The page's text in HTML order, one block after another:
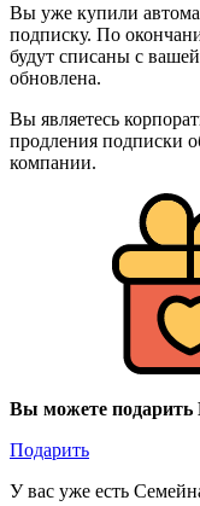
Вы уже купили
подписку. По
будут списаны с
обновлена.
Вы являетесь
продления подписки
компании.
Вы можете подарить
Подарить
У вас уже есть